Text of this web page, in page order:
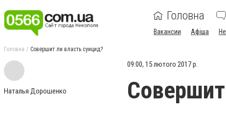
Головна
Вакансии Афіша
Головна Совершит ли власть суицид?
Наталья Дорошенко
09:00, 15 лютого 2017 р.